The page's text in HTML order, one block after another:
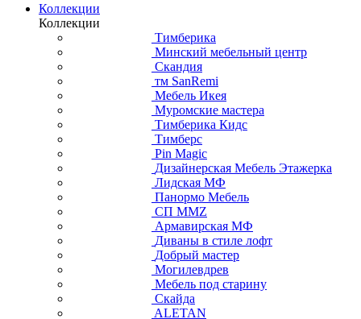
Коллекции
Коллекции
Тимберика
Минский мебельный центр
Скандия
тм SanRemi
Мебель Икея
Муромские мастера
Тимберика Кидс
Тимберс
Pin Magic
Дизайнерская Мебель Этажерка
Лидская МФ
Панормо Мебель
СП ММZ
Армавирская МФ
Диваны в стиле лофт
Добрый мастер
Могилевдрев
Мебель под старину
Скайда
ALETAN